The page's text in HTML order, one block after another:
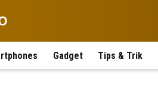
Gadget Tips & Trik